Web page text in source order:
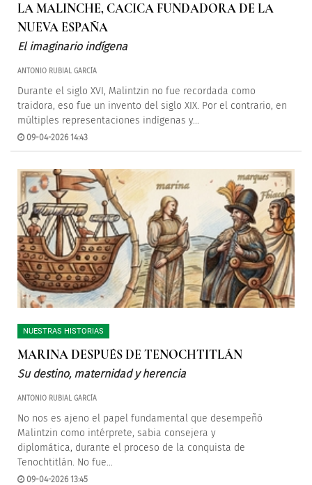
LA MALINCHE, CACICA FUNDADORA DE LA
NUEVA ESPAÑA
El imaginario indígena
ANTONIO RUBIAL GARCÍA
Durante el siglo XVI, Malintzin no fue recordada como
traidora, eso fue un invento del siglo XIX. Por el contrario, en
múltiples representaciones indígenas y...
09-04-2026 14:43
NUESTRAS HISTORIAS
MARINA DESPUÉS DE TENOCHTITLÁN
Su destino, maternidad y herencia
ANTONIO RUBIAL GARCÍA
No nos es ajeno el papel fundamental que desempeñó
Malintzin como intérprete, sabia consejera y
diplomática, durante el proceso de la conquista de
Tenochtitlán. No fue...
09-04-2026 13:45